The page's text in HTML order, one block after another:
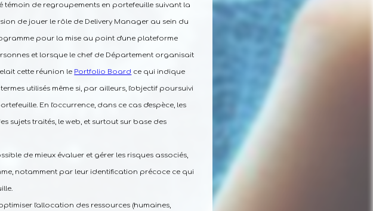
témoin de regroupements en portefeuille suivant la
de jouer le rôle de Delivery Manager au sein du
pour la mise au point d'une plateforme
et lorsque le chef de Département organisait
cette réunion le Portfolio Board ce qui indique
utilisés même si, par ailleurs, l'objectif poursuivi
En l'occurrence, dans ce cas d'espèce, les
sujets traités, le web, et surtout sur base des
de mieux évaluer et gérer les risques associés,
notamment par leur identification précoce ce qui
l'allocation des ressources (humaines,